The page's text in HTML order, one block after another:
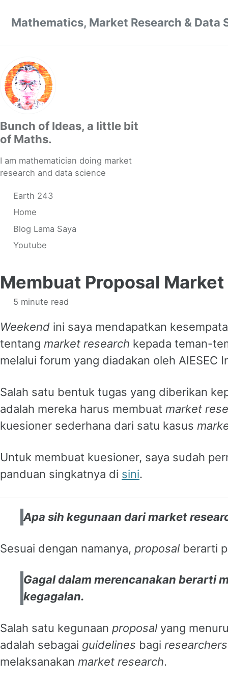
Mathematics, Market Research & Data
Bunch of Ideas, a little bit
of Maths.
I am mathematician doing market
research and data science
Earth 243
Home
Blog Lama Saya
Youtube
Membuat Proposal
5 minute read
Weekend ini saya mendapatkan
tentang market research kepada teman-
melalui forum yang diadakan oleh AIESEC
Salah satu bentuk tugas yang diberikan
adalah mereka harus membuat market
kuesioner sederhana dari satu kasus
Untuk membuat kuesioner, saya sudah
panduan singkatnya di sini.
Apa sih kegunaan dari market
Sesuai dengan namanya, proposal berarti
Gagal dalam merencanakan berarti
kegagalan.
Salah satu kegunaan proposal yang
adalah sebagai guidelines bagi researchers
melaksanakan market research.